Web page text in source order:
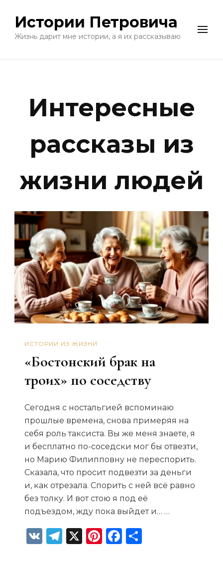
Истории Петровича
Жизнь дарит мне истории, а я их рассказываю
Интересные
рассказы из
жизни людей
ИСТОРИИ ИЗ ЖИЗНИ
«Бостонский брак на
троих» по соседству
Сегодня с ностальгией вспоминаю
прошлые времена, снова примеряя на
себя роль таксиста. Вы же меня знаете, я
и бесплатно по-соседски мог бы отвезти,
но Марию Филипповну не переспорить.
Сказала, что просит подвезти за деньги
и, как отрезала. Спорить с ней всё равно
без толку. И вот стою я под её
подъездом, жду пока выйдет и… …
VK Telegram
X Pinterest
Facebook